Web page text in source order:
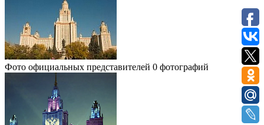
Фото официальных представителей 0 фотографий